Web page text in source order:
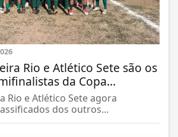
Rio e Atlético Sete são os
da Copa...
Rio e Atlético Sete agora
dos outros...